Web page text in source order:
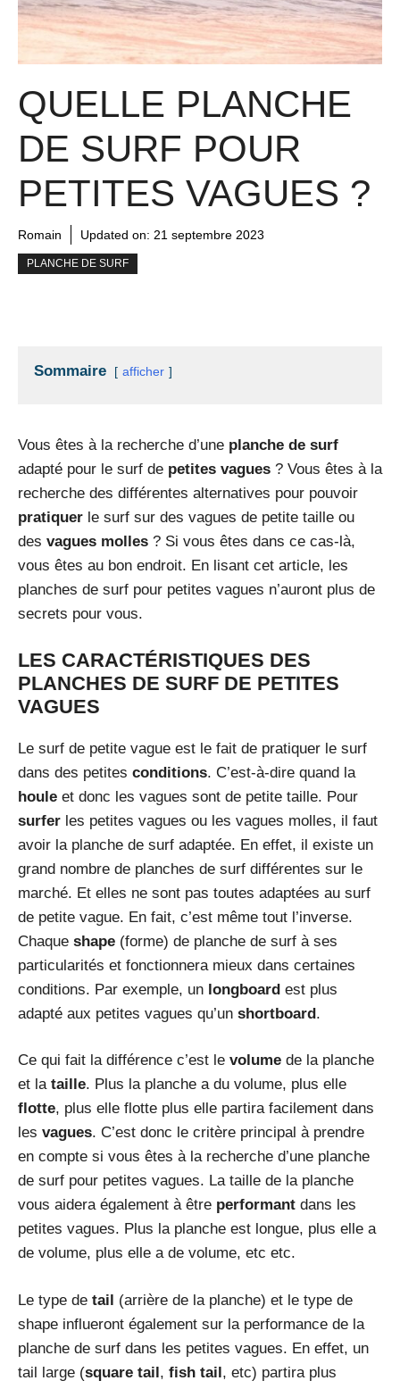
QUELLE PLANCHE
DE SURF POUR
PETITES VAGUES ?
Romain Updated on: 21 septembre 2023
PLANCHE DE SURF
Sommaire afficher
Vous êtes à la recherche d’une planche de surf
adapté pour le surf de petites vagues ? Vous êtes à la
recherche des différentes alternatives pour pouvoir
pratiquer le surf sur des vagues de petite taille ou
des vagues molles ? Si vous êtes dans ce cas-là,
vous êtes au bon endroit. En lisant cet article, les
planches de surf pour petites vagues n’auront plus de
secrets pour vous.
LES CARACTÉRISTIQUES DES
PLANCHES DE SURF DE PETITES
VAGUES
Le surf de petite vague est le fait de pratiquer le surf
dans des petites conditions. C’est-à-dire quand la
houle et donc les vagues sont de petite taille. Pour
surfer les petites vagues ou les vagues molles, il faut
avoir la planche de surf adaptée. En effet, il existe un
grand nombre de planches de surf différentes sur le
marché. Et elles ne sont pas toutes adaptées au surf
de petite vague. En fait, c’est même tout l’inverse.
Chaque shape (forme) de planche de surf à ses
particularités et fonctionnera mieux dans certaines
conditions. Par exemple, un longboard est plus
adapté aux petites vagues qu’un shortboard.
Ce qui fait la différence c’est le volume de la planche
et la taille. Plus la planche a du volume, plus elle
flotte, plus elle flotte plus elle partira facilement dans
les vagues. C’est donc le critère principal à prendre
en compte si vous êtes à la recherche d’une planche
de surf pour petites vagues. La taille de la planche
vous aidera également à être performant dans les
petites vagues. Plus la planche est longue, plus elle a
de volume, plus elle a de volume, etc etc.
Le type de tail (arrière de la planche) et le type de
shape influeront également sur la performance de la
planche de surf dans les petites vagues. En effet, un
tail large (square tail, fish tail, etc) partira plus